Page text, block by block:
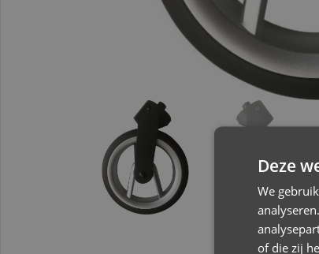
Deze
We
of die zij